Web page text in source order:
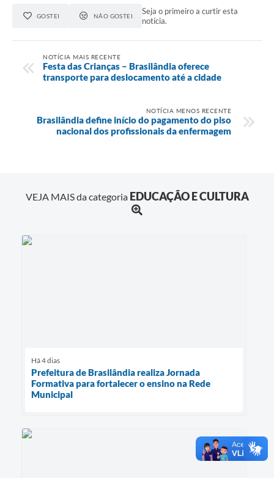
GOSTEI NÃO GOSTEI
Seja o primeiro a curtir esta
notícia.
NOTÍCIA MAIS RECENTE
Festa das Crianças – Brasilândia oferece
transporte para deslocamento até a cidade
NOTÍCIA MENOS RECENTE
Brasilândia define início do pagamento do piso
nacional dos profissionais da enfermagem
VEJA MAIS da categoria EDUCAÇÃO E CULTURA
Há 4 dias
Prefeitura de Brasilândia realiza Jornada
Formativa para fortalecer o ensino na Rede
Municipal